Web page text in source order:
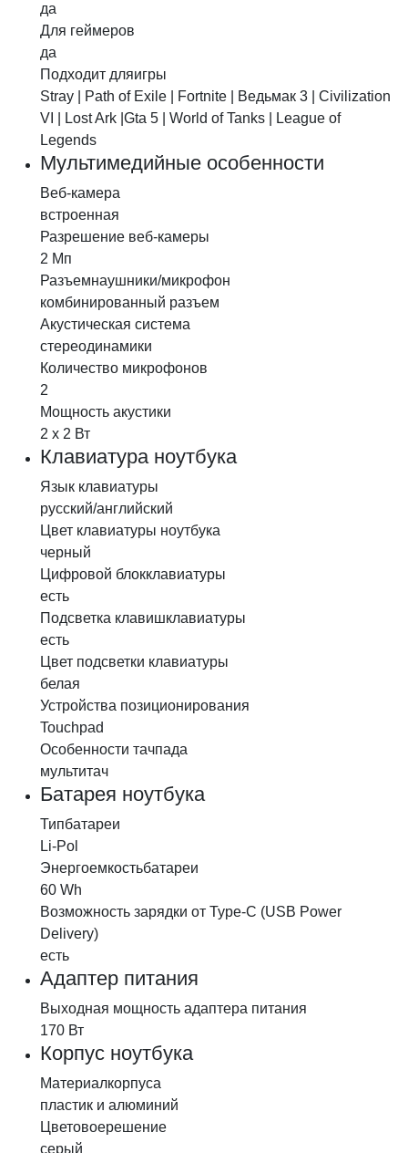
да
Для геймеров
да
Подходит дляигры
Stray | Path of Exile | Fortnite | Ведьмак 3 | Civilization
VI | Lost Ark |Gta 5 | World of Tanks | League of
Legends
Мультимедийные особенности
Веб-камера
встроенная
Разрешение веб-камеры
2 Мп
Разъемнаушники/микрофон
комбинированный разъем
Акустическая система
стереодинамики
Количество микрофонов
2
Мощность акустики
2 x 2 Вт
Клавиатура ноутбука
Язык клавиатуры
русский/английский
Цвет клавиатуры ноутбука
черный
Цифровой блокклавиатуры
есть
Подсветка клавишклавиатуры
есть
Цвет подсветки клавиатуры
белая
Устройства позиционирования
Touchpad
Особенности тачпада
мультитач
Батарея ноутбука
Типбатареи
Li-Pol
Энергоемкостьбатареи
60 Wh
Возможность зарядки от Type-C (USB Power
Delivery)
есть
Адаптер питания
Выходная мощность адаптера питания
170 Вт
Корпус ноутбука
Материалкорпуса
пластик и алюминий
Цветовоерешение
серый